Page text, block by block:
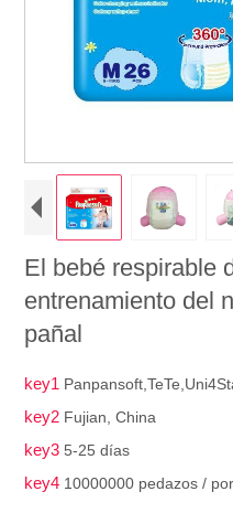
El bebé respirable
entrenamiento del
pañal
key1
key2 Fujian, China
key35-25 días
key4 10000000 pedazos /